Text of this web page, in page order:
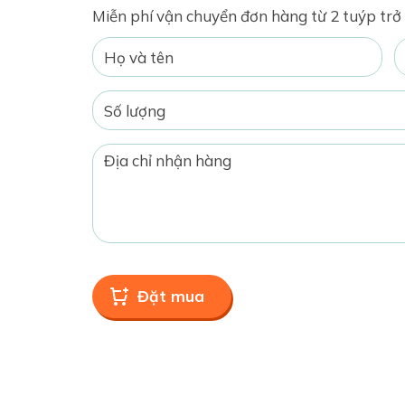
Miễn phí vận chuyển đơn hàng từ 2 tuýp trở